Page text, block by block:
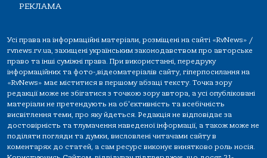
РЕКЛАМА
Усі права на інформаційні матеріали, розміщені на сайті «RvNews» /
rvnews.rv.ua, захищені українським законодавством про авторське
право та інші суміжні права. При використанні, передруку
інформаційних та фото-,відеоматеріалів сайту, гіперпосилання на
«RvNews» має міститися в першому абзаці тексту. Точка зору
редакції може не збігатися з точкою зору автора, а усі опубліковані
матеріали не претендують на об'єктивність та всебічність
висвітлення теми, про яку йдеться. Редакція не відповідає за
достовірність та тлумачення наведеної інформації, а також може не
поділяти погляди та думки, висловлені читачами сайту в
коментарях до статей, а сам ресурс виконує винятково роль носія.